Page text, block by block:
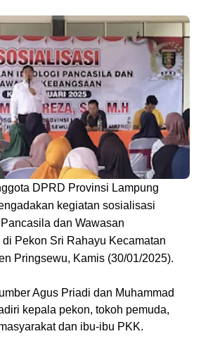
DPRD Provinsi Lampung
kegiatan sosialisasi
dan Wawasan
Pekon Sri Rahayu Kecamatan
Pringsewu, Kamis (30/01/2025).
Agus Priadi dan Muhammad
kepala pekon, tokoh pemuda,
dan ibu-ibu PKK.